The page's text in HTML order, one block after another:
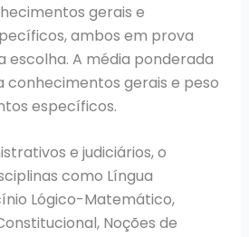
gerais e
ambos em prova
escolha. A média ponderada
conhecimentos gerais e peso
específicos.
e judiciários, o
como Língua
Lógico-Matemático,
Noções de